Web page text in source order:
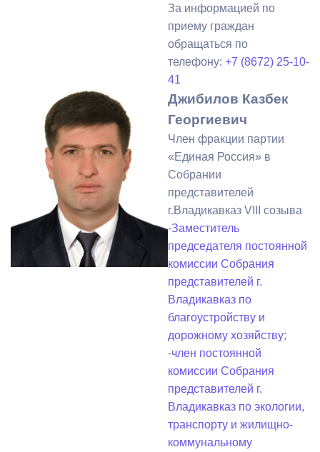
За информацией по
приему граждан
обращаться по
телефону: +7 (8672) 25-10-
41
Джибилов Казбек
Георгиевич
Член фракции партии
«Единая Россия» в
Собрании
представителей
г.Владикавказ VIII созыва
-Заместитель
председателя постоянной
комиссии Собрания
представителей г.
Владикавказ по
благоустройству и
дорожному хозяйству;
-член постоянной
комиссии Собрания
представителей г.
Владикавказ по экологии,
транспорту и жилищно-
коммунальному